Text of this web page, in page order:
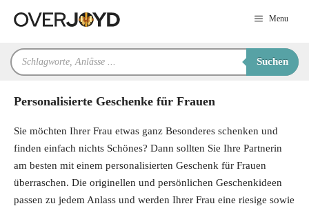
Inhalt
Menu
Products
search
Suchen
Personalisierte Geschenke für Frauen
Sie möchten Ihrer Frau etwas ganz Besonderes schenken und
finden einfach nichts Schönes? Dann sollten Sie Ihre Partnerin
am besten mit einem personalisierten Geschenk für Frauen
überraschen. Die originellen und persönlichen Geschenkideen
passen zu jedem Anlass und werden Ihrer Frau eine riesige sowie